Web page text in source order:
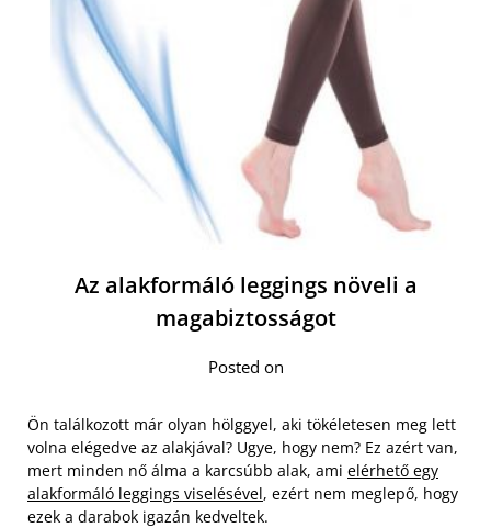
Az alakformáló leggings növeli a
magabiztosságot
Posted on
Ön találkozott már olyan hölggyel, aki tökéletesen meg lett
volna elégedve az alakjával? Ugye, hogy nem? Ez azért van,
mert minden nő álma a karcsúbb alak, ami elérhető egy
alakformáló leggings viselésével, ezért nem meglepő, hogy
ezek a darabok igazán kedveltek.